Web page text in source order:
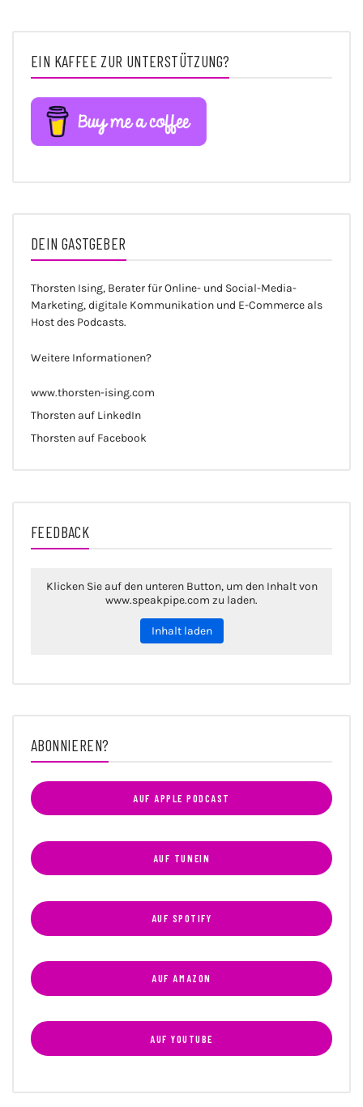
EIN KAFFEE ZUR UNTERSTÜTZUNG?
DEIN GASTGEBER
Thorsten Ising, Berater für Online- und Social-Media-
Marketing, digitale Kommunikation und E-Commerce als
Host des Podcasts.
Weitere Informationen?
www.thorsten-ising.com
Thorsten auf LinkedIn
Thorsten auf Facebook
FEEDBACK
Klicken Sie auf den unteren Button, um den Inhalt von
www.speakpipe.com zu laden.
Inhalt laden
ABONNIEREN?
AUF APPLE PODCAST
AUF TUNEIN
AUF SPOTIFY
AUF AMAZON
AUF YOUTUBE